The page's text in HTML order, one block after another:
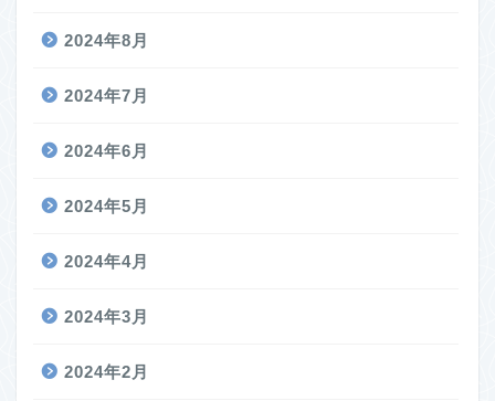
2024年8月
2024年7月
2024年6月
2024年5月
2024年4月
2024年3月
2024年2月